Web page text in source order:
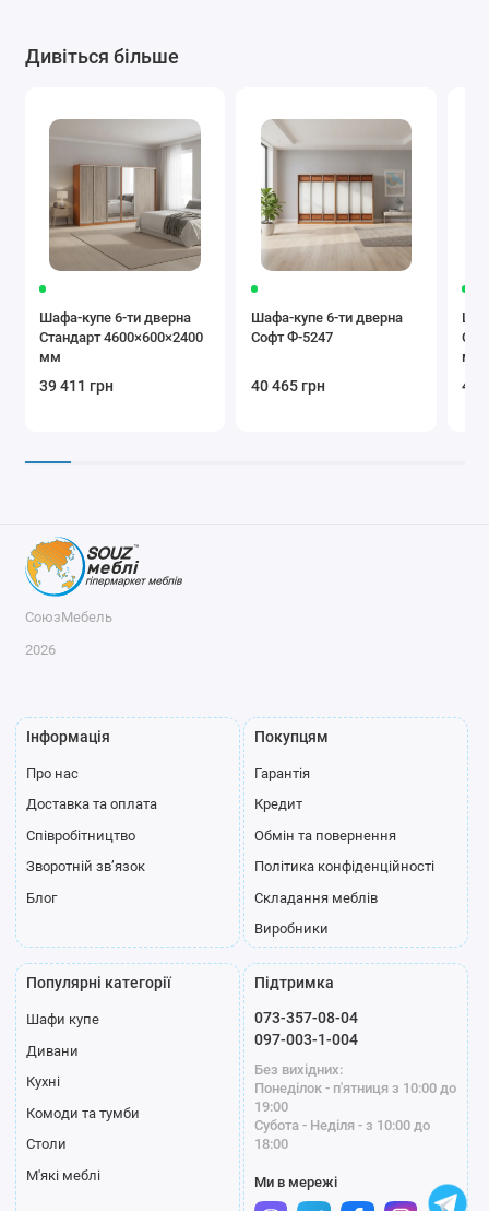
Дивіться більше
Шафа-купе 6-ти дверна
Стандарт 4600×600×2400
мм
39 411 грн
Шафа-купе 6-ти дверна
Софт Ф-5247
40 465 грн
мм
41
СоюзМебель
2026
Інформація
Про нас
Доставка та оплата
Співробітництво
Зворотній зв’язок
Блог
Покупцям
Гарантія
Кредит
Обмін та повернення
Політика конфіденційності
Складання меблів
Виробники
Популярні категорії
Шафи купе
Дивани
Кухні
Комоди та тумби
Столи
М'які меблі
Підтримка
073-357-08-04
097-003-1-004
Без вихідних:
Понеділок - п'ятниця з 10:00 до
19:00
Субота - Неділя - з 10:00 до
18:00
Ми в мережі